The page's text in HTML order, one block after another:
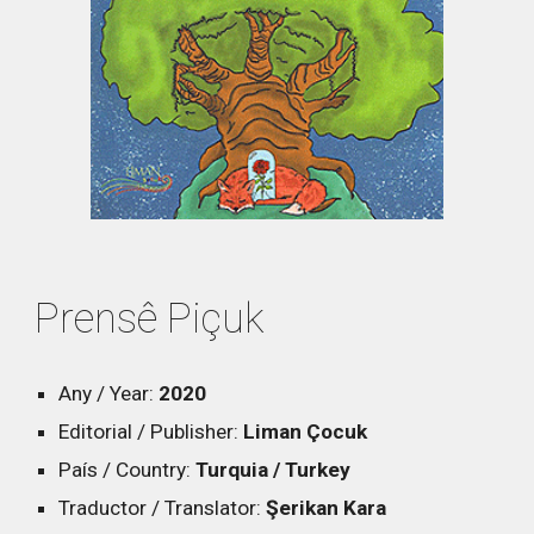
Prensê Piçuk
Any / Year: 2020
Editorial / Publisher: Liman Çocuk
País / Country:Turquia / Turkey
Traductor / Translator:Şerikan Kara